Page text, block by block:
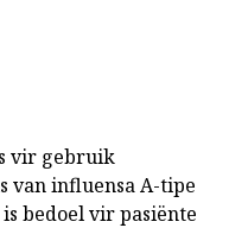
vir gebruik
van influensa A-tipe
bedoel vir pasiënte